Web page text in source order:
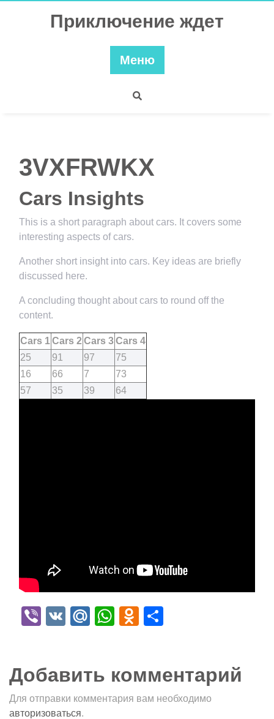
Приключение ждет
Меню
3VXFRWKX
Cars Insights
This is a short paragraph about cars. It covers some
interesting aspects of cars.
Another short insight into cars. Key ideas are briefly
discussed here.
A concluding thought about cars to round off the
content.
Cars 1Cars 2 Cars 3Cars 4
25
91 97
75
16
66 7
73
57
35 39 64
Viber
VK Mail.Ru
WhatsApp
Odnoklassniki
Добавить комментарий
Для отправки комментария вам необходимо
авторизоваться.